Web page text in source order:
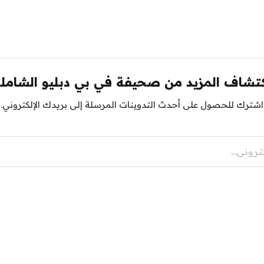
المزيد من صحيفة في بي دبليو
اشترك للحصول على أحدث التدوينات المرسلة إلى بريدك الإلكتروني.